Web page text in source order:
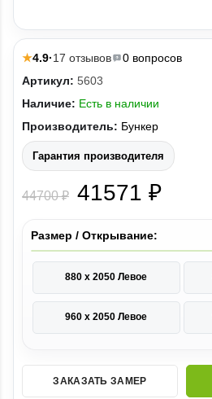
★4.9·17 отзывов
0 вопросов
Артикул: 5603
Наличие: Есть в наличии
Производитель: Бункер
Гарантия производителя
44700 ₽ 41571 ₽
Размер / Открывание:
880 х 2050 Левое
960 х 2050 Левое
ЗАКАЗАТЬ ЗАМЕР